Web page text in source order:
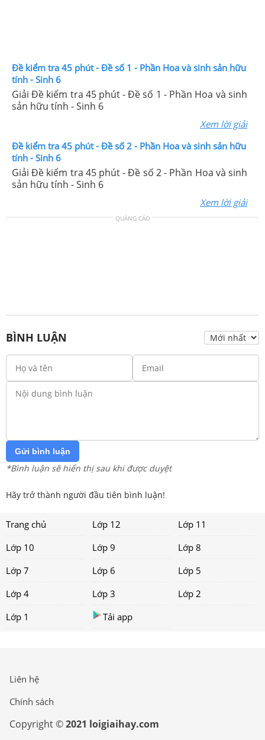
Đề kiểm tra 45 phút - Đề số 1 - Phần Hoa và sinh sản hữu
tính - Sinh 6
Giải Đề kiểm tra 45 phút - Đề số 1 - Phần Hoa và sinh
sản hữu tính - Sinh 6
Xem lời giải
Đề kiểm tra 45 phút - Đề số 2 - Phần Hoa và sinh sản hữu
tính - Sinh 6
Giải Đề kiểm tra 45 phút - Đề số 2 - Phần Hoa và sinh
sản hữu tính - Sinh 6
Xem lời giải
QUẢNG CÁO
BÌNH LUẬN
Gửi bình luận
*Bình luận sẽ hiển thị sau khi được duyệt
Hãy trở thành người đầu tiên bình luận!
Trang chủ Lớp 12
Lớp 11
Lớp 10
Lớp 9
Lớp 8
Lớp 7
Lớp 6
Lớp 5
Lớp 4
Lớp 3
Lớp 2
Lớp 1
Tải app
Liên hệ
Chính sách
Copyright ©2021 loigiaihay.com